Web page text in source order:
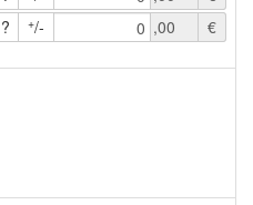
? +/- 0 ,00 €